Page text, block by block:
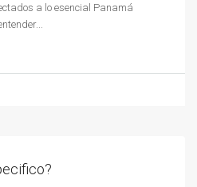
a lo esencial Panamá